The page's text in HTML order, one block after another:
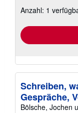
Anzahl: 1
Schreiben,
Gespräche,
Bölsche, Jochen